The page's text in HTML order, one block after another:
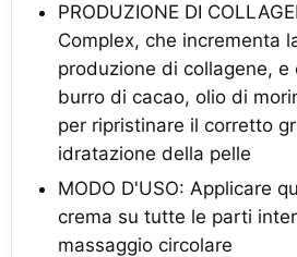
PRODUZIONE DI
Complex, che incrementa
produzione di collagene, e
burro di cacao, olio di
per ripristinare il corretto
idratazione della pelle
MODO D'USO: Applicare
crema su tutte le parti
massaggio circolare